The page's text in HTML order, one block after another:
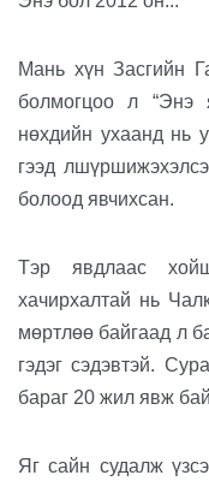
Мань хүн Засгийн Г
болмогцоо л “Энэ
нөхдийн ухаанд нь
гээд лшүршиж
болоод явчихсан.
Тэр явдлаас
хачирхалтай нь
мөртлөө байгаад л
гэдэг сэдэвтэй.
бараг 20 жил явж
Яг сайн судалж